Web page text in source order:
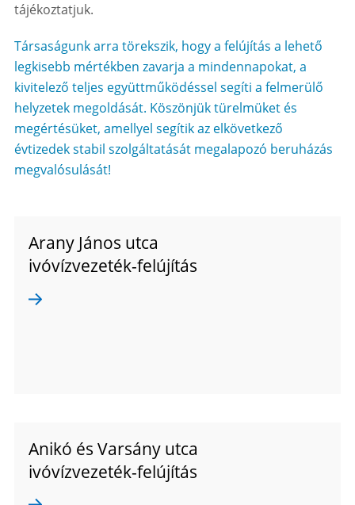
tájékoztatjuk.
Társaságunk arra törekszik, hogy a felújítás a lehető
legkisebb mértékben zavarja a mindennapokat, a
kivitelező teljes együttműködéssel segíti a felmerülő
helyzetek megoldását. Köszönjük türelmüket és
megértésüket, amellyel segítik az elkövetkező
évtizedek stabil szolgáltatását megalapozó beruházás
megvalósulását!
Arany János utca
ivóvízvezeték-felújítás
Anikó és Varsány utca
ivóvízvezeték-felújítás